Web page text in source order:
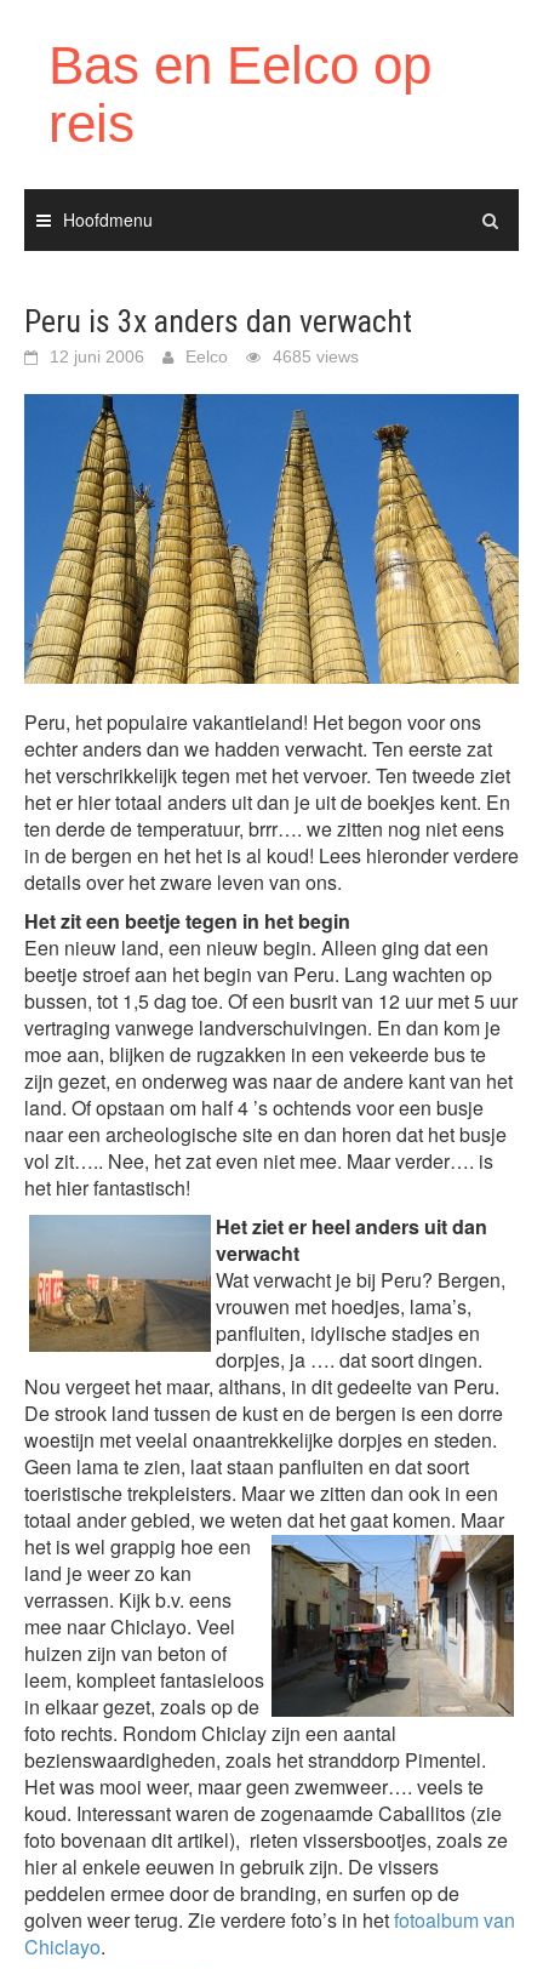
Bas en Eelco op
reis
Hoofdmenu
Peru is 3x anders dan verwacht
12 juni 2006 Eelco 4685 views
Peru, het populaire vakantieland! Het begon voor ons
echter anders dan we hadden verwacht. Ten eerste zat
het verschrikkelijk tegen met het vervoer. Ten tweede ziet
het er hier totaal anders uit dan je uit de boekjes kent. En
ten derde de temperatuur, brrr…. we zitten nog niet eens
in de bergen en het het is al koud! Lees hieronder verdere
details over het zware leven van ons.
Het zit een beetje tegen in het begin
Een nieuw land, een nieuw begin. Alleen ging dat een
beetje stroef aan het begin van Peru. Lang wachten op
bussen, tot 1,5 dag toe. Of een busrit van 12 uur met 5 uur
vertraging vanwege landverschuivingen. En dan kom je
moe aan, blijken de rugzakken in een vekeerde bus te
zijn gezet, en onderweg was naar de andere kant van het
land. Of opstaan om half 4 ’s ochtends voor een busje
naar een archeologische site en dan horen dat het busje
vol zit….. Nee, het zat even niet mee. Maar verder…. is
het hier fantastisch!
Het ziet er heel anders uit dan
verwacht
Wat verwacht je bij Peru? Bergen,
vrouwen met hoedjes, lama’s,
panfluiten, idylische stadjes en
dorpjes, ja …. dat soort dingen.
Nou vergeet het maar, althans, in dit gedeelte van Peru.
De strook land tussen de kust en de bergen is een dorre
woestijn met veelal onaantrekkelijke dorpjes en steden.
Geen lama te zien, laat staan panfluiten en dat soort
toeristische trekpleisters. Maar we zitten dan ook in een
totaal ander gebied, we weten dat het gaat komen. Maar
het is wel grappig hoe een
land je weer zo kan
verrassen. Kijk b.v. eens
mee naar Chiclayo. Veel
huizen zijn van beton of
leem, kompleet fantasieloos
in elkaar gezet, zoals op de
foto rechts. Rondom Chiclay zijn een aantal
bezienswaardigheden, zoals het stranddorp Pimentel.
Het was mooi weer, maar geen zwemweer…. veels te
koud. Interessant waren de zogenaamde Caballitos (zie
foto bovenaan dit artikel), rieten vissersbootjes, zoals ze
hier al enkele eeuwen in gebruik zijn. De vissers
peddelen ermee door de branding, en surfen op de
golven weer terug. Zie verdere foto’s in hetfotoalbum van
Chiclayo.